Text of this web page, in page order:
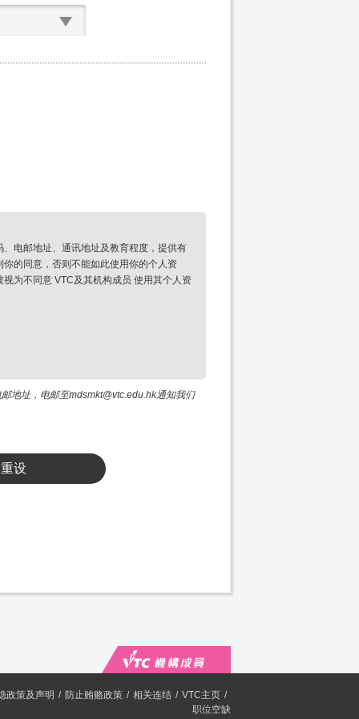
电邮地址、通讯地址及教育程度，提供有
的同意，否则不能如此使用你的个人资
为不同意 VTC及其机构成员 使用其个人资
地址，电邮至mdsmkt@vtc.edu.hk通知我们
重设
政策及声明 防止贿赂政策 相关连结
VTC主页
职位空缺